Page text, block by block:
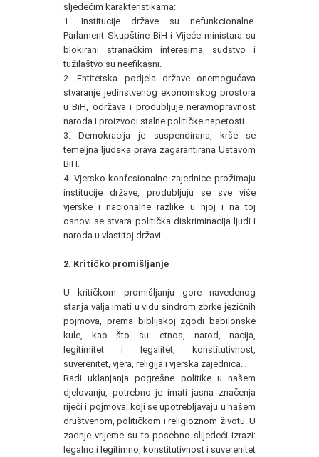
sljedećim karakteristikama:
1. Institucije države su nefunkcionalne.
Parlament Skupštine BiH i Vijeće ministara su
blokirani stranačkim interesima, sudstvo i
tužilaštvo su neefikasni.
2. Entitetska podjela države onemogućava
stvaranje jedinstvenog ekonomskog prostora
u BiH, održava i produbljuje neravnopravnost
naroda i proizvodi stalne političke napetosti.
3. Demokracija je suspendirana, krše se
temeljna ljudska prava zagarantirana Ustavom
BiH.
4. Vjersko-konfesionalne zajednice prožimaju
institucije države, produbljuju se sve više
vjerske i nacionalne razlike u njoj i na toj
osnovi se stvara politička diskriminacija ljudi i
naroda u vlastitoj državi.
2. Kritičko promišljanje
U kritičkom promišljanju gore navedenog
stanja valja imati u vidu sindrom zbrke jezičnih
pojmova, prema biblijskoj zgodi babilonske
kule, kao što su: etnos, narod, nacija,
legitimitet i legalitet, konstitutivnost,
suverenitet, vjera, religija i vjerska zajednica…
Radi uklanjanja pogrešne politike u našem
djelovanju, potrebno je imati jasna značenja
riječi i pojmova, koji se upotrebljavaju u našem
društvenom, političkom i religioznom životu. U
zadnje vrijeme su to posebno slijedeći izrazi:
legalno i legitimno, konstitutivnost i suverenitet